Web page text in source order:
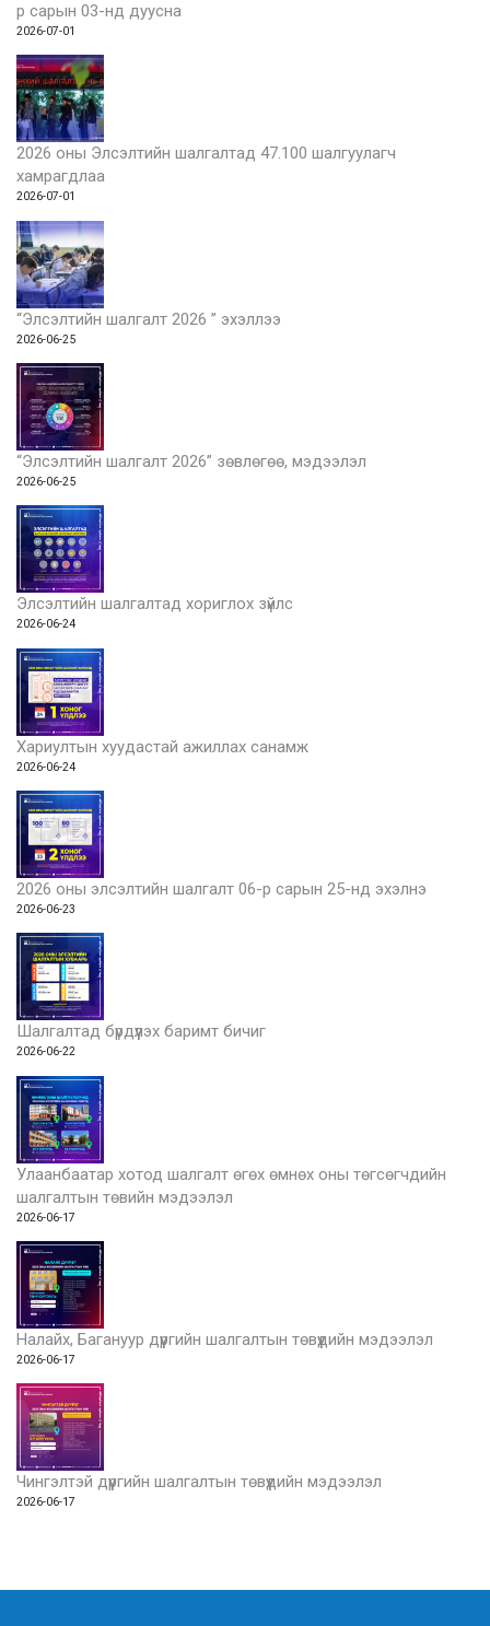
р сарын 03-нд дуусна
2026-07-01
2026 оны Элсэлтийн шалгалтад 47.100 шалгуулагч
хамрагдлаа
2026-07-01
“Элсэлтийн шалгалт 2026 ” эхэллээ
2026-06-25
“Элсэлтийн шалгалт 2026” зөвлөгөө, мэдээлэл
2026-06-25
Элсэлтийн шалгалтад хориглох зүйлс
2026-06-24
Хариултын хуудастай ажиллах санамж
2026-06-24
2026 оны элсэлтийн шалгалт 06-р сарын 25-нд эхэлнэ
2026-06-23
Шалгалтад бүрдүүлэх баримт бичиг
2026-06-22
Улаанбаатар хотод шалгалт өгөх өмнөх оны төгсөгчдийн
шалгалтын төвийн мэдээлэл
2026-06-17
Налайх, Багануур дүүргийн шалгалтын төвүүдийн мэдээлэл
2026-06-17
Чингэлтэй дүүргийн шалгалтын төвүүдийн мэдээлэл
2026-06-17